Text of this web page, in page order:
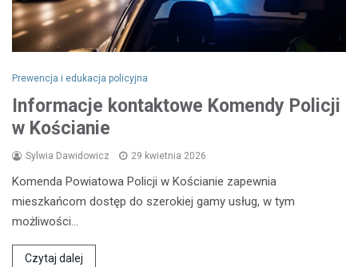
Prewencja i edukacja policyjna
Informacje kontaktowe Komendy Policji
w Kościanie
Sylwia Dawidowicz 29 kwietnia 2026
Komenda Powiatowa Policji w Kościanie zapewnia
mieszkańcom dostęp do szerokiej gamy usług, w tym
możliwości…
Czytaj dalej